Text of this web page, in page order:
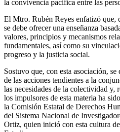
la convivencia pacífica entre las
El Mtro. Rubén Reyes enfatizó que,
se debe ofrecer una enseñanza
valores, principios y mecanismos
fundamentales, así como su
progreso y la justicia social.
Sostuvo que, con esta asociación,
de las acciones tendientes a la
las necesidades de la colectividad
los impulsores de esta materia ha
la Comisión Estatal de Derechos
del Sistema Nacional de
Ortiz, quien inició con esta cultura